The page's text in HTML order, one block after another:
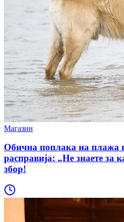
Магазин
Обична поплака на плажа
расправија: „Не знаете за
збор!